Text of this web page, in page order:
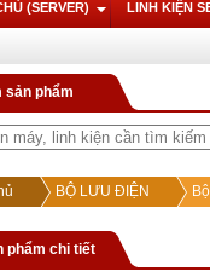
(SERVER) LINH KIỆN
sản phẩm
BỘ LƯU ĐIỆN
phẩm chi tiết